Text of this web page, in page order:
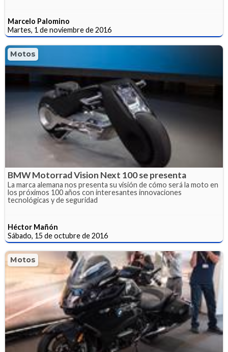
Marcelo Palomino
Martes, 1 de noviembre de 2016
Motos
BMW Motorrad Vision Next 100 se presenta
La marca alemana nos presenta su visión de cómo será la moto en
los próximos 100 años con interesantes innovaciones
tecnológicas y de seguridad
Héctor Mañón
Sábado, 15 de octubre de 2016
Motos